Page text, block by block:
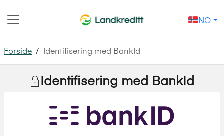
NO
Forside / Identifisering med BankId
Identifisering med BankId